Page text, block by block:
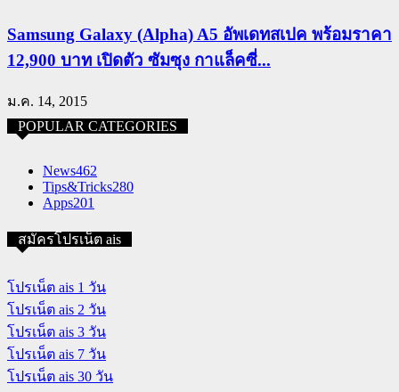
Samsung Galaxy (Alpha) A5 อัพเดทสเปค พร้อมราคา
12,900 บาท เปิดตัว ซัมซุง กาแล็คซี่...
ม.ค. 14, 2015
POPULAR CATEGORIES
News462
Tips&Tricks280
Apps201
สมัครโปรเน็ต ais
โปรเน็ต ais 1 วัน
โปรเน็ต ais 2 วัน
โปรเน็ต ais 3 วัน
โปรเน็ต ais 7 วัน
โปรเน็ต ais 30 วัน